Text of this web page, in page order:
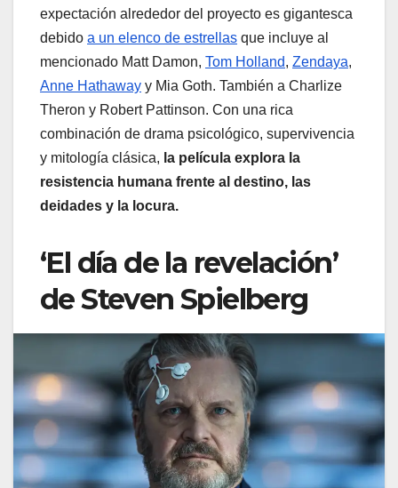
expectación alrededor del proyecto es gigantesca
debido a un elenco de estrellas que incluye al
mencionado Matt Damon, Tom Holland, Zendaya,
Anne Hathaway y Mia Goth. También a Charlize
Theron y Robert Pattinson. Con una rica
combinación de drama psicológico, supervivencia
y mitología clásica, la película explora la
resistencia humana frente al destino, las
deidades y la locura.
‘El día de la revelación’
de Steven Spielberg